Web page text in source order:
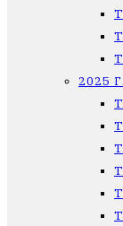
2025 Г.